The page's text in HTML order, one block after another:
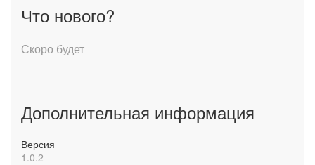
Что нового?
Скоро будет
Дополнительная информация
Версия
1.0.2